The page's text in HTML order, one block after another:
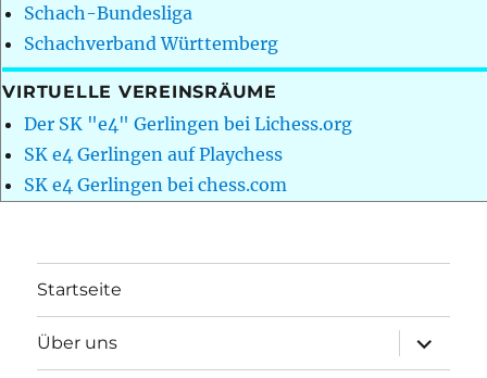
Schach-Bundesliga
Schachverband Württemberg
VIRTUELLE VEREINSRÄUME
Der SK "e4" Gerlingen bei Lichess.org
SK e4 Gerlingen auf Playchess
SK e4 Gerlingen bei chess.com
Startseite
Über uns
öffnen